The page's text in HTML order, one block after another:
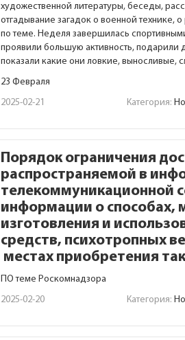
художественной литературы, беседы,
отгадывание загадок о военной технике,
по теме. Неделя завершилась
проявили большую активность, подарили
показали какие они ловкие, выносливые,
23 Февраля
2025-02-21
Категория:
Порядок ограничения
распространяемой в
телекоммуникационной
информации о способах,
изготовления и
средств, психотропных
местах приобретения
ПО теме Роскомнадзора
2025-02-20
Категория: